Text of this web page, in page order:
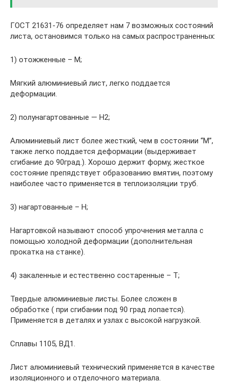
ГОСТ 21631-76 определяет нам 7 возможных состояний
листа, остановимся только на самых распространенных:
1) отожженные – М;
Мягкий алюминиевый лист, легко поддается
деформации.
2) полунагартованные — Н2;
Алюминиевый лист более жесткий, чем в состоянии “М”,
также легко поддается деформации (выдерживает
сгибание до 90град.). Хорошо держит форму, жесткое
состояние препядствует образованию вмятин, поэтому
наиболее часто применяется в теплоизоляции труб.
3) нагартованные – Н;
Нагартовкой называют способ упрочнения металла с
помощью холодной деформации (дополнительная
прокатка на станке).
4) закаленные и естественно состаренные – Т;
Твердые алюминиевые листы. Более сложен в
обработке ( при сгибании под 90 град лопается).
Применяется в деталях и узлах с высокой нагрузкой.
Сплавы 1105, ВД1.
Лист алюминиевый технический применяется в качестве
изоляционного и отделочного материала.